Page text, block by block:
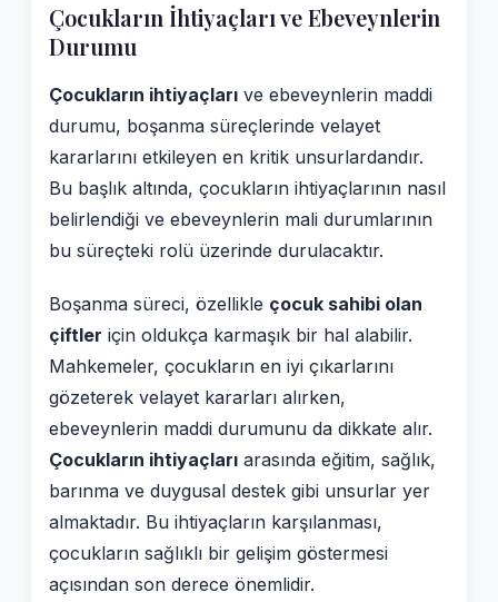
Çocukların İhtiyaçları ve Ebeveynlerin
Durumu
Çocukların ihtiyaçları ve ebeveynlerin maddi
durumu, boşanma süreçlerinde velayet
kararlarını etkileyen en kritik unsurlardandır.
Bu başlık altında, çocukların ihtiyaçlarının nasıl
belirlendiği ve ebeveynlerin mali durumlarının
bu süreçteki rolü üzerinde durulacaktır.
Boşanma süreci, özellikle çocuk sahibi olan
çiftler için oldukça karmaşık bir hal alabilir.
Mahkemeler, çocukların en iyi çıkarlarını
gözeterek velayet kararları alırken,
ebeveynlerin maddi durumunu da dikkate alır.
Çocukların ihtiyaçları arasında eğitim, sağlık,
barınma ve duygusal destek gibi unsurlar yer
almaktadır. Bu ihtiyaçların karşılanması,
çocukların sağlıklı bir gelişim göstermesi
açısından son derece önemlidir.